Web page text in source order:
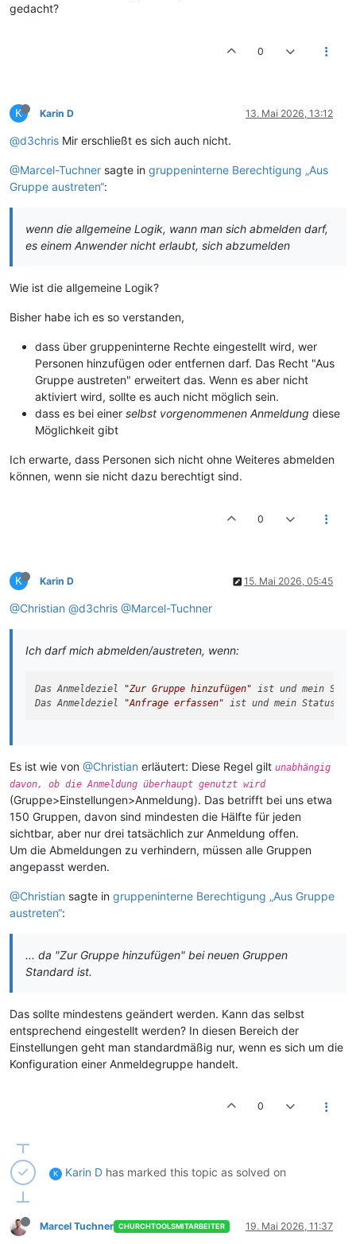
gedacht?
0
K Karin D 13. Mai 2026, 13:12
@d3chris Mir erschließt es sich auch nicht.
@Marcel-Tuchner sagte in gruppeninterne Berechtigung „Aus
Gruppe austreten“:
wenn die allgemeine Logik, wann man sich abmelden darf,
es einem Anwender nicht erlaubt, sich abzumelden
Wie ist die allgemeine Logik?
Bisher habe ich es so verstanden,
dass über gruppeninterne Rechte eingestellt wird, wer
Personen hinzufügen oder entfernen darf. Das Recht "Aus
Gruppe austreten" erweitert das. Wenn es aber nicht
aktiviert wird, sollte es auch nicht möglich sein.
dass es bei einer selbst vorgenommenen Anmeldung diese
Möglichkeit gibt
Ich erwarte, dass Personen sich nicht ohne Weiteres abmelden
können, wenn sie nicht dazu berechtigt sind.
0
K Karin D 15. Mai 2026, 05:45
@Christian @d3chris @Marcel-Tuchner
Ich darf mich abmelden/austreten, wenn:
Das Anmeldeziel "Zur Gruppe hinzufügen" ist und mein
Das Anmeldeziel
"Anfrage erfassen" ist und mein Status
Es ist wie von @Christian erläutert: Diese Regel gilt unabhängig
davon, ob die Anmeldung überhaupt genutzt wird
(Gruppe>Einstellungen>Anmeldung). Das betrifft bei uns etwa
150 Gruppen, davon sind mindesten die Hälfte für jeden
sichtbar, aber nur drei tatsächlich zur Anmeldung offen.
Um die Abmeldungen zu verhindern, müssen alle Gruppen
angepasst werden.
@Christian sagte in gruppeninterne Berechtigung „Aus Gruppe
austreten“:
... da "Zur Gruppe hinzufügen" bei neuen Gruppen
Standard ist.
Das sollte mindestens geändert werden. Kann das selbst
entsprechend eingestellt werden? In diesen Bereich der
Einstellungen geht man standardmäßig nur, wenn es sich um die
Konfiguration einer Anmeldegruppe handelt.
0
K Karin D has marked this topic as solved on
Marcel Tuchner CHURCHTOOLSMITARBEITER 19. Mai 2026, 11:37